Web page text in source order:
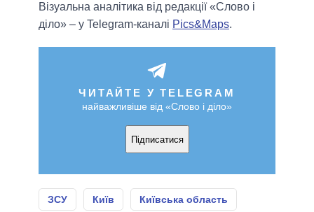
Візуальна аналітика від редакції «Слово і
діло» – у Telegram-каналі Pics&Maps.
ЧИТАЙТЕ У TELEGRAM
найважливіше від «Слово і діло»
Підписатися
ЗСУ Київ Київська область